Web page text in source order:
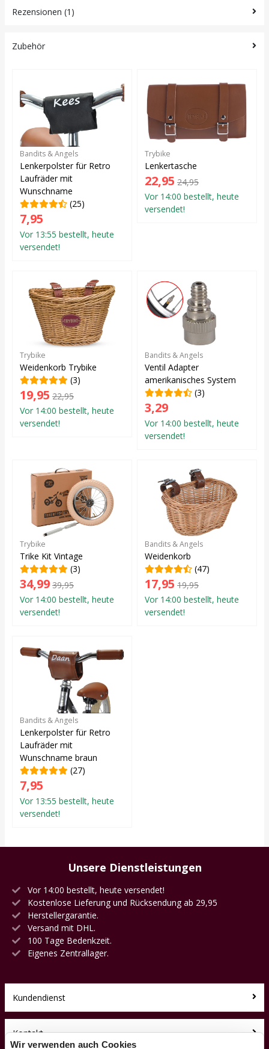
Rezensionen (1)
Zubehör
Bandits & Angels
Lenkerpolster für Retro
Laufräder mit
Wunschname
(25)
7,95
Vor 13:55 bestellt, heute
versendet!
Trybike
Lenkertasche
22,95 24,95
Vor 14:00 bestellt, heute
versendet!
Trybike
Weidenkorb Trybike
(3)
19,95 22,95
Vor 14:00 bestellt, heute
versendet!
Bandits & Angels
Ventil Adapter
amerikanisches System
(3)
3,29
Vor 14:00 bestellt, heute
versendet!
Trybike
Trike Kit Vintage
(3)
34,99 39,95
Vor 14:00 bestellt, heute
versendet!
Bandits & Angels
Weidenkorb
(47)
17,95 19,95
Vor 14:00 bestellt, heute
versendet!
Bandits & Angels
Lenkerpolster für Retro
Laufräder mit
Wunschname braun
(27)
7,95
Vor 13:55 bestellt, heute
versendet!
Unsere Dienstleistungen
Vor 14:00 bestellt, heute versendet!
Kostenlose Lieferung und Rücksendung ab 29,95
Herstellergarantie.
Versand mit DHL.
100 Tage Bedenkzeit.
Eigenes Zentrallager.
Kundendienst
Kontakt
Wir verwenden auch Cookies